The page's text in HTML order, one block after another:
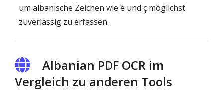
um albanische Zeichen wie ë und ç möglichst
zuverlässig zu erfassen.
Albanian PDF OCR im
Vergleich zu anderen Tools